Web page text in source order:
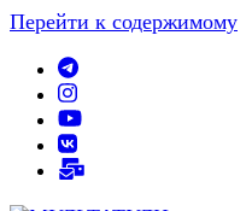
Перейти к содержимому